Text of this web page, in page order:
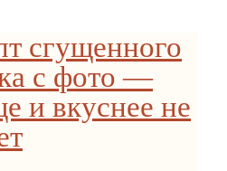
сгущенного
с фото —
и вкуснее не